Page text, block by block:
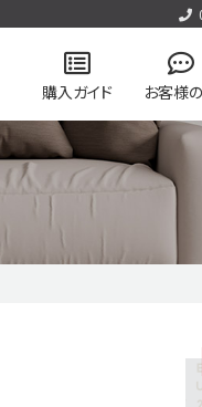
ピックアップ物件
今
購入ガイド お客様